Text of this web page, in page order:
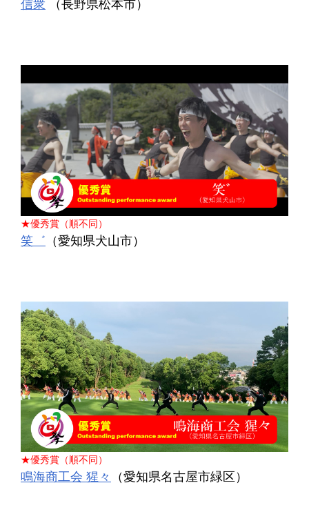
信衆 （長野県松本市）
★優秀賞（順不同）
笑゛ （愛知県犬山市）
★優秀賞（順不同）
鳴海商工会 猩々 （愛知県名古屋市緑区）